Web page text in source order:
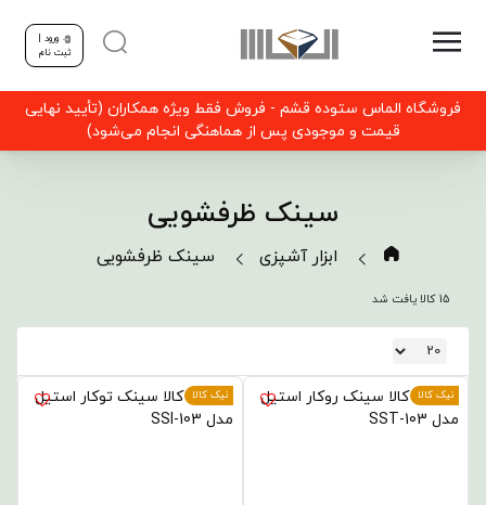
ورود |
ثبت نام
فروشگاه الماس ستوده قشم - فروش فقط ویژه همکاران (تأیید نهایی
قیمت و موجودی پس از هماهنگی انجام می‌شود)
سینک ظرفشویی
ابزار آشپزی سینک ظرفشویی
15 کالا یافت شد
نیک کالا نیک کالا